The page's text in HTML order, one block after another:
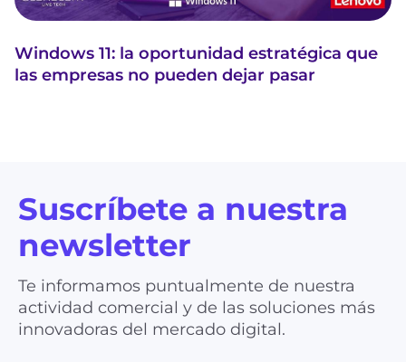
Windows 11: la oportunidad estratégica que
las empresas no pueden dejar pasar
Suscríbete a nuestra
newsletter
Te informamos puntualmente de nuestra
actividad comercial y de las soluciones más
innovadoras del mercado digital.